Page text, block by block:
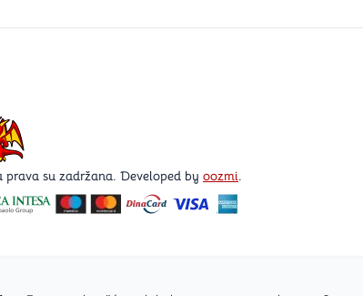
su zadržana. Developed by oozmi.